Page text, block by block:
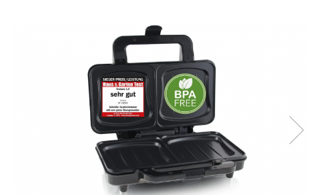
Reparatii si echipamente auto
Casa, Gradina & Bricolaj
Bucatarie & Servire
Curatenie si intretinere